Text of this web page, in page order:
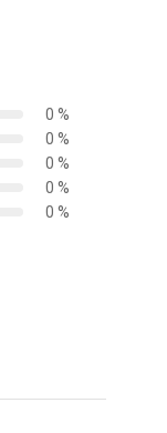
0 %
0 %
0 %
0 %
0 %